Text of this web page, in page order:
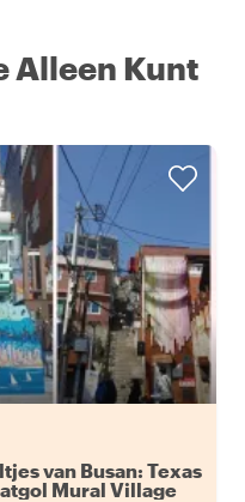
Alleen Kunt
van Busan: Texas
Mural Village